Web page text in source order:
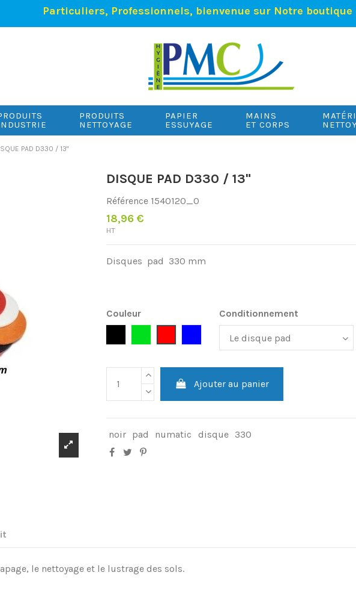
Particuliers, Professionnels, bienvenue sur Notre boutique
PRODUITS
NETTOYAGE
PAPIER
ESSUYAGE
MAINS
ET CORPS
PAD D330 / 13"
DISQUE PAD D330 / 13"
Référence 1540120_0
18,96 €
HT
Disques pad 330 mm
Couleur
Conditionnement
Ajouter au panier
noir pad numatic disque 330
le nettoyage et le lustrage des sols.